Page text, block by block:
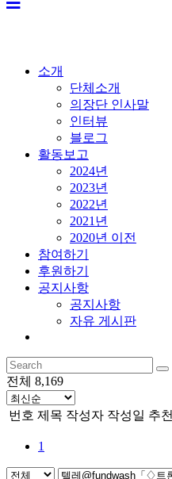
소개
단체소개
의장단 인사말
인터뷰
블로그
활동보고
2024년
2023년
2022년
2021년
2020년 이전
참여하기
후원하기
공지사항
공지사항
자유 게시판
전체 8,169
번호 제목 작성자 작성일 추천
1